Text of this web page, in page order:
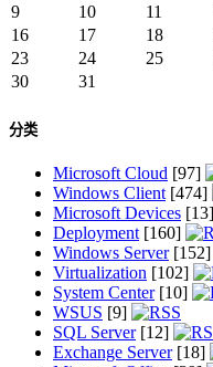
9
10 11
16
17 18
23
24 25
30
31
分类
Microsoft Cloud [97]
Windows Client[474]
Microsoft Devices [13]
Deployment[160]
Windows Server[152]
Virtualization [102]
System Center[10]
WSUS [9]
SQL Server[12]
Exchange Server[18]